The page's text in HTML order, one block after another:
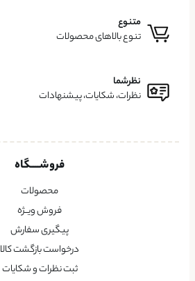
متنوع
تنوع بالاهای محصولات
نظرشما
نظرات، شکایات، پیشنهادات
فروشــــگاه
محصولات
فروش ویــژه
پیگیری سفارش
درخواست بازگشت کالا
ثبت نظرات و شکایات